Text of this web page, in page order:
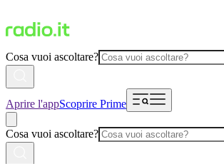
Cosa vuoi ascoltare?
Aprire l'appScoprire Prime
Cosa vuoi ascoltare?